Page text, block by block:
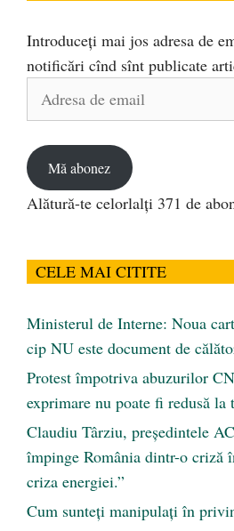
Introduceți mai jos adresa de
notificări cînd sînt publicate
Adresa
Mă abonez
Alătură-te celorlalți 371 de
CELE MAI CITITE
Ministerul de Interne: Noua
cip NU este document de
Protest împotriva abuzurilor
exprimare nu poate fi redusă la
Claudiu Târziu, președintele
împinge România dintr-o criză
criza energiei.”
Cum sunteți manipulați în